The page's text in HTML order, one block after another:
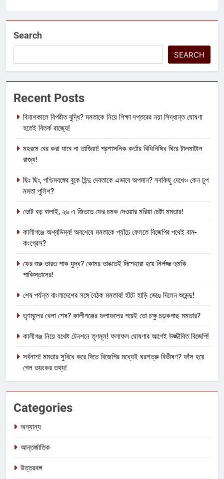
Search
SEARCH
Recent Posts
বিনাশকালে বিপরীত বুদ্ধি? মমতাকে নিয়ে শিক্ষা দপ্তরের নয়া সিদ্ধান্ত ঘোষণা
হতেই বিতর্ক রাজ্যে!
মহরমে বের করা যাবে না তাজিয়া! প্রশাসনিক কর্তার বিধিনিষিধ ঘিরে টালমাটাল
রাজ্য!
ছিঃ ছিঃ, পশ্চিমবঙ্গের বুকে হিন্দু দেবতাকে এভাবে অপমান? সবকিছু দেখেও কেন চুপ
মমতা পুলিশ?
ভোট বড় বালাই, ২৬ এ জিততে ফের চমক দেওয়ার মরিয়া চেষ্টা মমতার!
কালীগঞ্জে অশ্বডিম্ব! অবশেষে মমতাকে প্যাঁচে ফেলতে বিজেপির পথেই বাম-
কংগ্রেস?
ফের শুরু ভারত-পাক যুদ্ধ? কোমর ভাঙতেই দিশেহারা হয়ে নির্লজ্জ হুমকি
পাকিস্তানের!
শেষ পর্যন্ত বাংলাদেশের সঙ্গে বৈঠক মমতার! হাঁটে হাড়ি ভেঙে দিলেন শুভেন্দু!
তৃণমূলের খেলা শেষ? কালীগঞ্জের ফলাফলের পরেই তো চক্ষু চড়কগাছ মমতার?
কালীগঞ্জ নিয়ে যথেষ্ট টেনশনে তৃণমূল! ফলাফল ঘোষণার আগেই উজ্জীবিত বিজেপি!
সর্বনাশ! মমতার সুবিধে করে দিতে বিজেপির মধ্যেই ঘরশত্রু বিভীষণ? ফাঁস হয়ে
গেল ভয়ংকর তথ্য!
Categories
অন্যান্য
আন্তর্জাতিক
উত্তরবঙ্গ